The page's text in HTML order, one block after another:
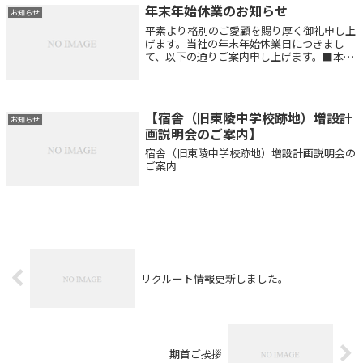
お知らせ 年末年始休業のお知らせ
平素より格別のご愛顧を賜り厚く御礼申し上
げます。当社の年末年始休業日につきまし
て、以下の通りご案内申し上げます。■本社
お知らせ
【宿舎（旧東陵中学校跡地）増設計
画説明会のご案内】
宿舎（旧東陵中学校跡地）増設計画説明会の
ご案内
リクルート情報更新しました。
期首ご挨拶